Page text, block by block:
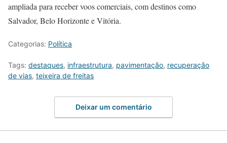
ampliada para receber voos comerciais, com destinos como
Salvador, Belo Horizonte e Vitória.
Categorias: Política
Tags: destaques, infraestrutura, pavimentação, recuperação
de vias, teixeira de freitas
Deixar um comentário